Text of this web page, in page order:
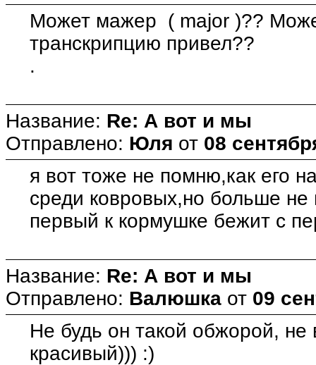
Может мажер ( major )??
транскрипцию привел??
.
Название: Re: А вот и мы
Отправлено: Юля от 08
я вот тоже не помню,как его
среди ковровых,но больше
первый к кормушке бежит с
Название: Re: А вот и мы
Отправлено: Валюшка от 09
Не будь он такой обжорой,
красивый))) :)